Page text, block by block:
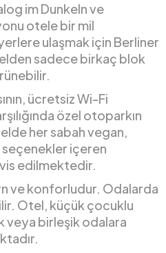
im Dunkeln ve
otele bir mil
ulaşmak için Berliner
sadece birkaç blok
ücretsiz Wi-Fi
özel otoparkın
her sabah vegan,
içeren
edilmektedir.
ve konforludur. Odalarda
Otel, küçük çocuklu
veya birleşik odalara